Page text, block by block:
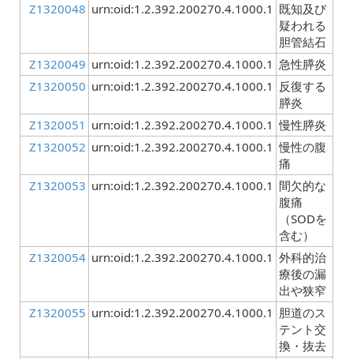
Z1320048 urn:oid:1.2.392.200270.4.1000.1 既知及び
疑われる
胆管結石
Z1320049 urn:oid:1.2.392.200270.4.1000.1 急性膵炎
Z1320050 urn:oid:1.2.392.200270.4.1000.1 反復する
膵炎
Z1320051 urn:oid:1.2.392.200270.4.1000.1 慢性膵炎
Z1320052 urn:oid:1.2.392.200270.4.1000.1 慢性の腹
痛
Z1320053 urn:oid:1.2.392.200270.4.1000.1 間欠的な
腹痛
（SODを
含む）
Z1320054 urn:oid:1.2.392.200270.4.1000.1 外科的治
療後の漏
出や狭窄
Z1320055 urn:oid:1.2.392.200270.4.1000.1 胆道のス
テント交
換・抜去